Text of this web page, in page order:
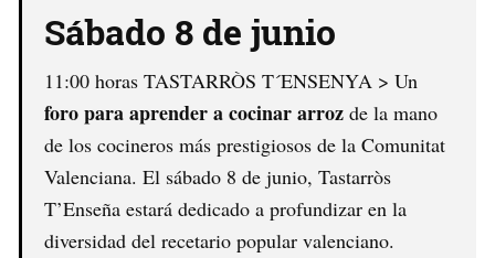
Sábado 8 de junio
11:00 horas TASTARRÒS T´ENSENYA > Un
foro para aprender a cocinar arroz de la mano
de los cocineros más prestigiosos de la Comunitat
Valenciana. El sábado 8 de junio, Tastarròs
T’Enseña estará dedicado a profundizar en la
diversidad del recetario popular valenciano.